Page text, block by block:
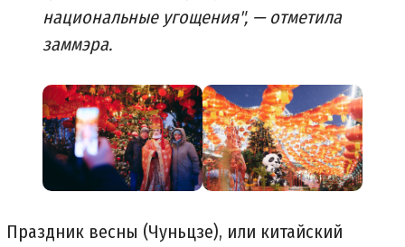
национальные угощения", — отметила
заммэра.
Праздник весны (Чуньцзе), или китайский